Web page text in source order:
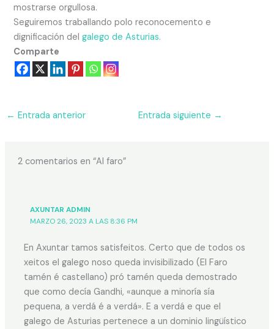
mostrarse orgullosa.
Seguiremos traballando polo reconocemento e
dignificación delgalego de Asturias.
Comparte
← Entrada anterior Entrada siguiente →
2 comentarios en “Al faro”
AXUNTAR ADMIN
MARZO 26, 2023 A LAS 8:36 PM
En Axuntar tamos satisfeitos. Certo que de todos os
xeitos el galego noso queda invisibilizado (El Faro
tamén é castellano) pró tamén queda demostrado
que como decía Gandhi, «aunque a minoría sía
pequena, a verdá é a verdá». E a verdá e que el
galego de Asturias pertenece a un dominio lingüístico